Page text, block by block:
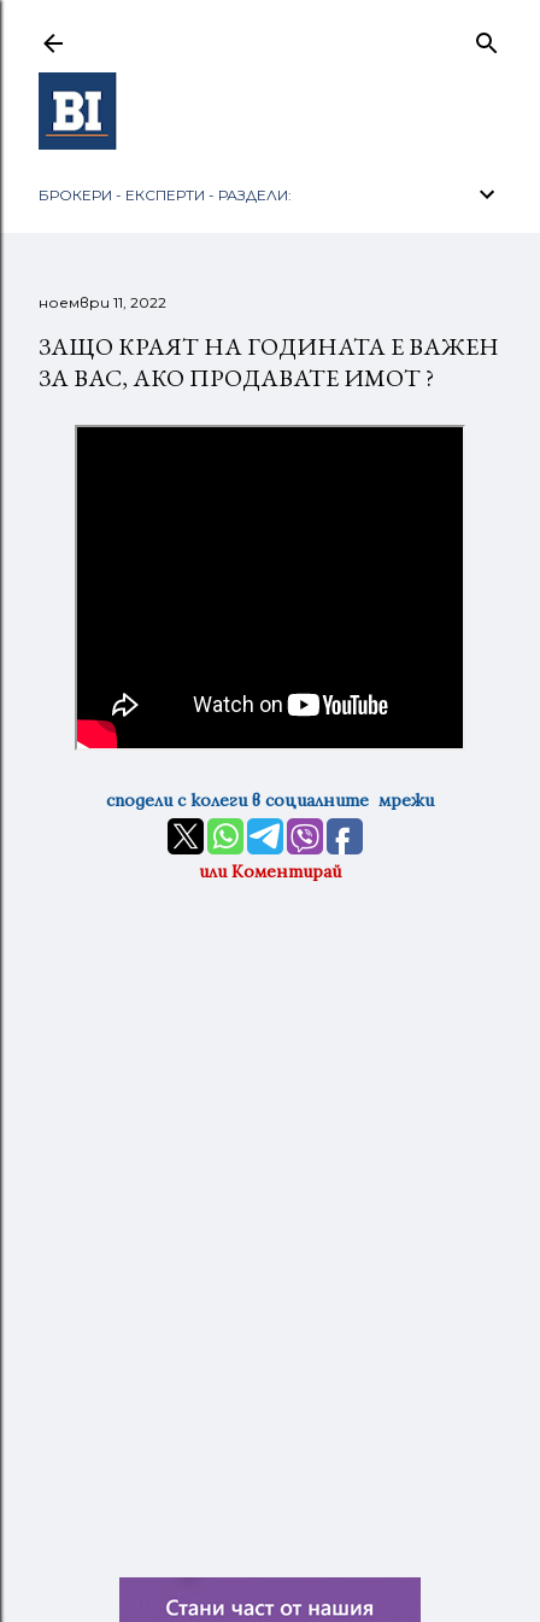
БРОКЕРИ - ЕКСПЕРТИ - РАЗДЕЛИ:
ноември 11, 2022
ЗАЩО КРАЯТ НА ГОДИНАТА Е ВАЖЕН
ЗА ВАС, АКО ПРОДАВАТЕ ИМОТ ?
сподели с колеги в социалните мрежи
или Коментирай